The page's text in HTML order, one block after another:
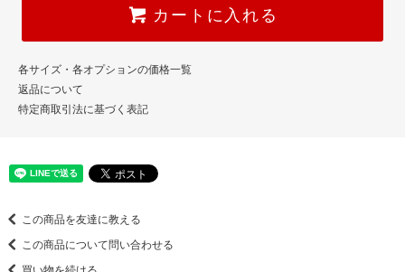
カートに入れる
各サイズ・各オプションの価格一覧
返品について
特定商取引法に基づく表記
この商品を友達に教える
この商品について問い合わせる